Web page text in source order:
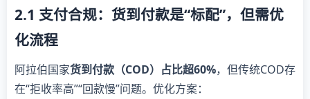
2.1 支付合规：货到付款是“标配”，但需优
化流程
阿拉伯国家货到付款（COD）占比超60%，但传统COD存
在“拒收率高”“回款慢”问题。优化方案：